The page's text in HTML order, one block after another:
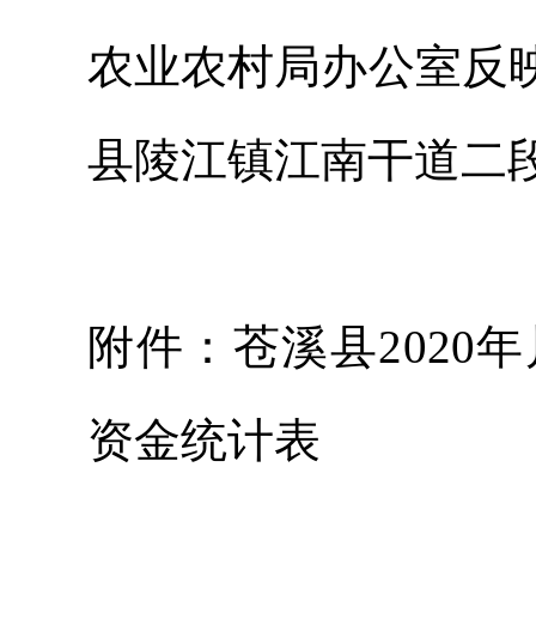
农业农村局办公室反
县陵江镇江南干道二
附件：苍溪县2020
资金统计表